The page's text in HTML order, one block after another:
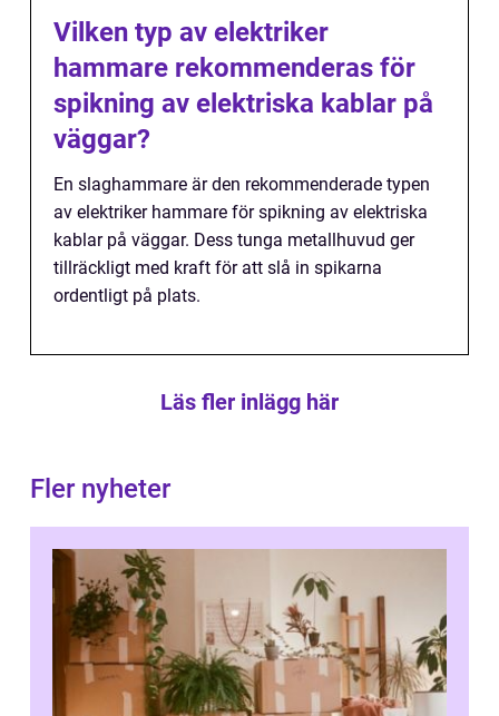
Vilken typ av elektriker
hammare rekommenderas för
spikning av elektriska kablar på
väggar?
En slaghammare är den rekommenderade typen
av elektriker hammare för spikning av elektriska
kablar på väggar. Dess tunga metallhuvud ger
tillräckligt med kraft för att slå in spikarna
ordentligt på plats.
Läs fler inlägg här
Fler nyheter